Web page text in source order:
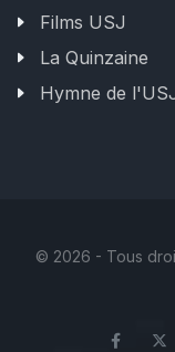
Films USJ
La Quinzaine
Hymne de
© 2026 - Tous